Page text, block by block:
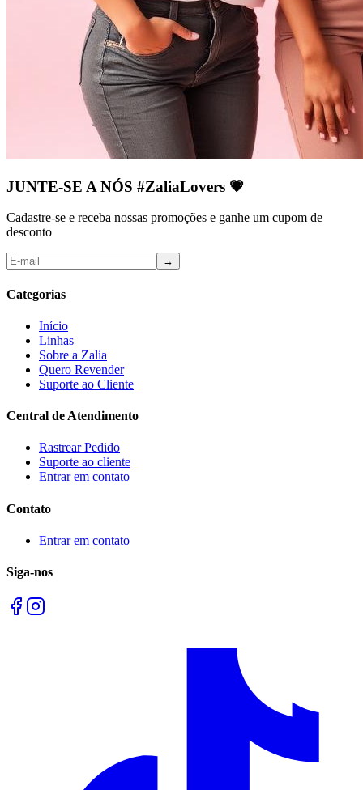
JUNTE-SE A NÓS #ZaliaLovers 💗
Cadastre-se e receba nossas promoções e ganhe um cupom de
desconto
→
Categorias
Início
Linhas
Sobre a Zalia
Quero Revender
Suporte ao Cliente
Central de Atendimento
Rastrear Pedido
Suporte ao cliente
Entrar em contato
Contato
Entrar em contato
Siga-nos